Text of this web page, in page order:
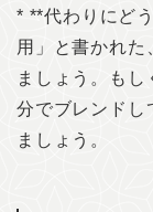
* **代わりにど
用」と書かれ
ましょう。も
分でブレンドし
ましょう。